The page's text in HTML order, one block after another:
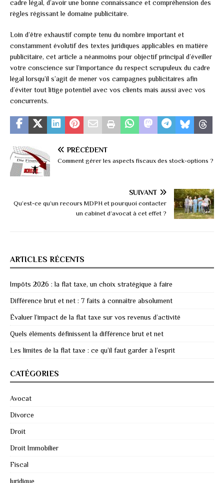
cadre légal, d’avoir une bonne connaissance et compréhension des
règles régissant le domaine publicitaire.
Loin d’être exhaustif compte tenu du nombre important et
constamment évolutif des textes juridiques applicables en matière
publicitaire, cet article a néanmoins pour objectif principal d’éveiller
votre conscience sur l’importance du respect scrupuleux du cadre
légal lorsqu’il s’agit de mener vos campagnes publicitaires afin
d’éviter tout litige potentiel avec vos clients mais aussi avec vos
concurrents.
PRÉCÉDENT
Comment gérer les aspects fiscaux des stock-options ?
SUIVANT
Qu’est-ce qu’un recours MDPH et pourquoi contacter
un cabinet d’avocat à cet effet ?
ARTICLES RÉCENTS
Impôts 2026 : la flat taxe, un choix stratégique à faire
Différence brut et net : 7 faits à connaître absolument
Évaluer l’impact de la flat taxe sur vos revenus d’activité
Quels éléments définissent la différence brut et net
Les limites de la flat taxe : ce qu’il faut garder à l’esprit
CATÉGORIES
Avocat
Divorce
Droit
Droit Immobilier
Fiscal
Juridique